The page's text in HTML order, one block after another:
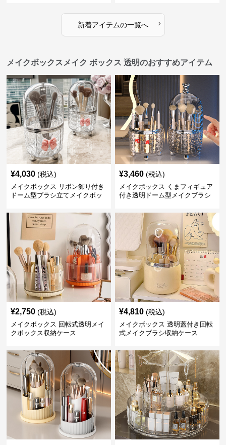
新着アイテムの一覧へ ›
メイクボックスメイク ボックス 透明のおすすめアイテム
¥4,030 (税込)
メイクボックス リボン飾り付き
ドーム型ブラシ立てメイクボッ
¥3,460 (税込)
メイクボックス くまフィギュア
付き透明ドーム型メイクブラシ
¥2,750 (税込)
メイクボックス 回転式透明メイ
クボックス収納ケース
¥4,810 (税込)
メイクボックス 透明蓋付き回転
式メイクブラシ収納ケース